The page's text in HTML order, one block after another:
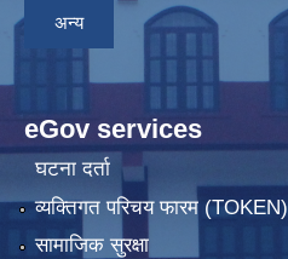
अन्य
eGov services
घटना दर्ता
व्यक्तिगत परिचय फारम (TOKEN)
सामाजिक सुरक्षा